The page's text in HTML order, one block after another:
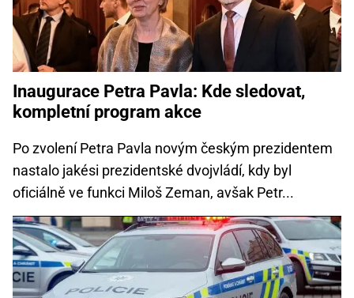
Inaugurace Petra Pavla: Kde sledovat,
kompletní program akce
Po zvolení Petra Pavla novým českým prezidentem
nastalo jakési prezidentské dvojvládí, kdy byl
oficiálně ve funkci Miloš Zeman, avšak Petr...